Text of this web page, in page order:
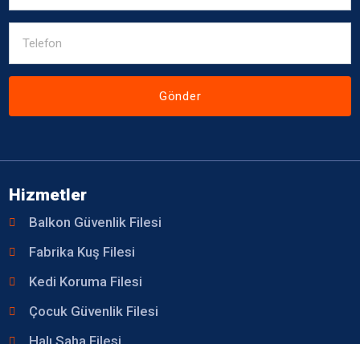
Gönder
Hizmetler
Balkon Güvenlik Filesi
Fabrika Kuş Filesi
Kedi Koruma Filesi
Çocuk Güvenlik Filesi